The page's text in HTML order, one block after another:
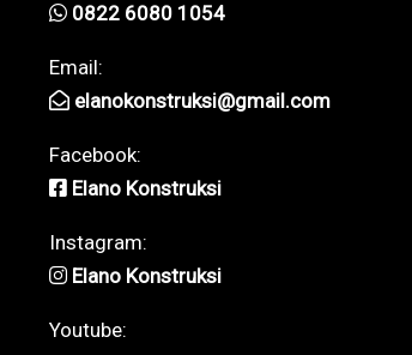
0822 6080 1054
Email:
elanokonstruksi@gmail.com
Facebook:
Elano Konstruksi
Instagram:
Elano Konstruksi
Youtube: